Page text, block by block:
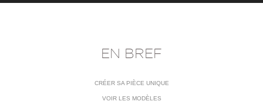
EN BREF
CRÉER SA PIÈCE UNIQUE
VOIR LES MODÈLES